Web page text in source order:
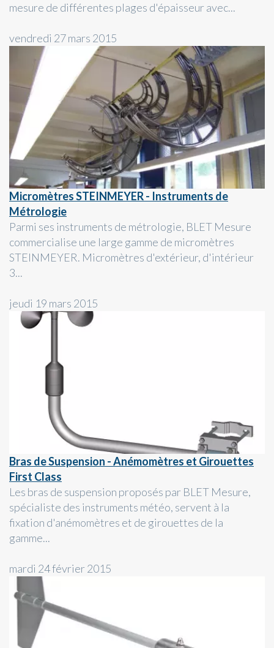
mesure de différentes plages d'épaisseur avec...
vendredi 27 mars 2015
Micromètres STEINMEYER - Instruments de
Métrologie
Parmi ses instruments de métrologie, BLET Mesure
commercialise une large gamme de micromètres
STEINMEYER. Micromètres d'extérieur, d'intérieur
3...
jeudi 19 mars 2015
Bras de Suspension - Anémomètres et Girouettes
First Class
Les bras de suspension proposés par BLET Mesure,
spécialiste des instruments météo, servent à la
fixation d'anémomètres et de girouettes de la
gamme...
mardi 24 février 2015